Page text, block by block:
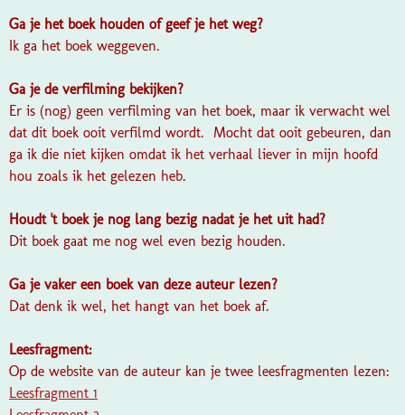
Ga je het boek houden of geef je het weg?
Ik ga het boek weggeven.
Ga je de verfilming bekijken?
Er is (nog) geen verfilming van het boek, maar ik verwacht wel
dat dit boek ooit verfilmd wordt. Mocht dat ooit gebeuren, dan
ga ik die niet kijken omdat ik het verhaal liever in mijn hoofd
hou zoals ik het gelezen heb.
Houdt 't boek je nog lang bezig nadat je het uit had?
Dit boek gaat me nog wel even bezig houden.
Ga je vaker een boek van deze auteur lezen?
Dat denk ik wel, het hangt van het boek af.
Leesfragment:
Op de website van de auteur kan je twee leesfragmenten lezen:
Leesfragment 1